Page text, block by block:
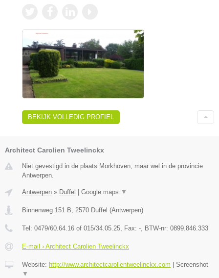
BEKIJK VOLLEDIG PROFIEL
Architect Carolien Tweelinckx
Niet gevestigd in de plaats Morkhoven, maar wel in de provincie
Antwerpen.
Antwerpen » Duffel Google maps ▼
Binnenweg 151 B 2570 Duffel (Antwerpen)
Tel: 0479/60.64.16 of 015/34.05.25 , Fax: - , BTW-nr: 0899.846.333
E-mail › Architect Carolien Tweelinckx
Website: http://www.architectcarolientweelinckx.com
Screenshot
▼